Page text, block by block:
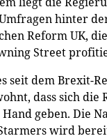
hinter
Reform UK,
Street
seit dem Brexit-
dass sich die
geben. Die
wird